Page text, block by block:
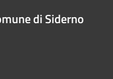
di Siderno